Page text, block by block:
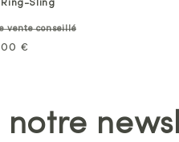
Sling
vente conseillé
€
notre